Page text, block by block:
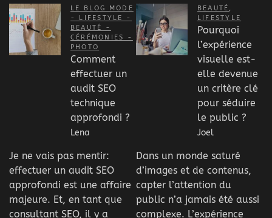
LE BLOG MODE
- LIFESTYLE -
BEAUTÉ -
CÉRÉMONIES -
PHOTO
Comment
effectuer un
audit SEO
technique
approfondi ?
Lena
Je ne vais pas mentir:
effectuer un audit SEO
approfondi est une affaire
majeure. Et, en tant que
consultant SEO, il y a
BEAUTÉ
LIFESTYLE
Pourquoi
l’expérience
visuelle est-
elle devenue
un critère clé
pour séduire
le public ?
Joel
Dans un monde saturé
d’images et de contenus,
capter l’attention du
public n’a jamais été aussi
complexe. L’expérience